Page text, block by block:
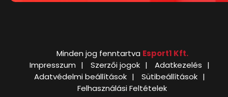
Minden jog fenntartva Esport1 Kft.
Impresszum
Szerzői jogok
Adatkezelés
Adatvédelmi beállítások
Sütibeállítások
Felhasználási Feltételek